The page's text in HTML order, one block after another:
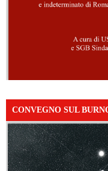
CONVEGNO SUL